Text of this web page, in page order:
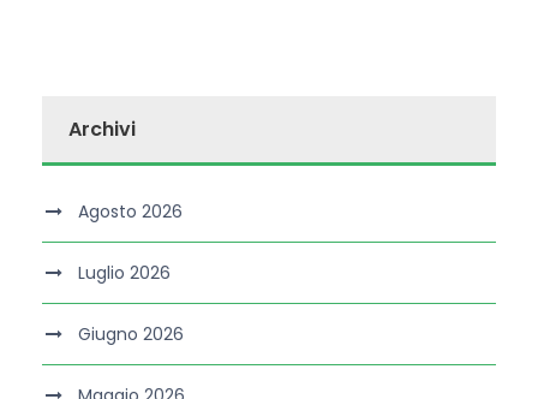
Archivi
Agosto 2026
Luglio 2026
Giugno 2026